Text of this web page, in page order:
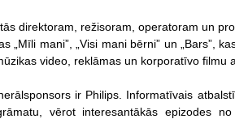
direktoram, režisoram, operatoram un
„Mīli mani”, „Visi mani bērni” un „Bars”,
video, reklāmas un korporatīvo filmu
ir Philips. Informatīvais
vērot interesantākās epizodes